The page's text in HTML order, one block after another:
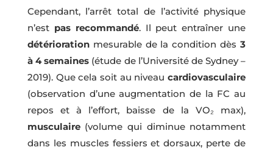
Cependant, l’arrêt total de l’activité physique
n’est pas recommandé. Il peut entraîner une
détériorationmesurable de la condition dès3
à 4 semaines (étude de l’Université de Sydney –
2019). Que cela soit au niveaucardiovasculaire
(observation d’une augmentation de la FC au
repos et à l’effort, baisse de la VO₂ max),
musculaire(volume qui diminue notamment
dans les muscles fessiers et dorsaux, perte de